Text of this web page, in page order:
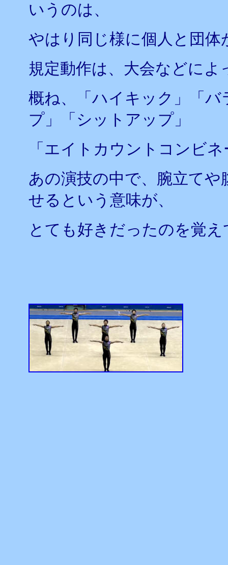
いうのは、
やはり同じ様に個人と団体
規定動作は、大会などに
概ね、「ハイキック」「
プ」「シットアップ」
「エイトカウントコンビ
あの演技の中で、腕立て
せるという意味が、
とても好きだったのを覚